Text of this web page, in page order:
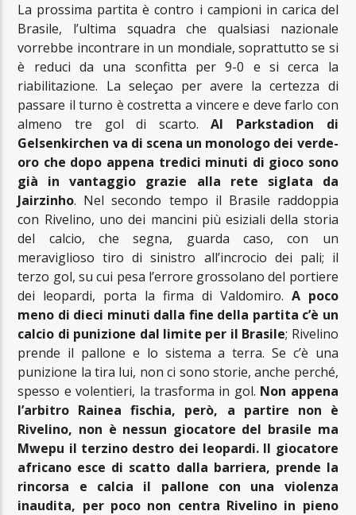
La prossima partita è contro i campioni in carica del
Brasile, l’ultima squadra che qualsiasi nazionale
vorrebbe incontrare in un mondiale, soprattutto se si
è reduci da una sconfitta per 9-0 e si cerca la
riabilitazione. La seleçao per avere la certezza di
passare il turno è costretta a vincere e deve farlo con
almeno tre gol di scarto.Al Parkstadion di
Gelsenkirchen va di scena un monologo dei verde-
oro che dopo appena tredici minuti di gioco sono
già in vantaggio grazie alla rete siglata da
Jairzinho. Nel secondo tempo il Brasile raddoppia
con Rivelino, uno dei mancini più esiziali della storia
del calcio, che segna, guarda caso, con un
meraviglioso tiro di sinistro all’incrocio dei pali; il
terzo gol, su cui pesa l’errore grossolano del portiere
dei leopardi, porta la firma di Valdomiro. A poco
meno di dieci minuti dalla fine della partita c’è un
calcio di punizione dal limite per il Brasile; Rivelino
prende il pallone e lo sistema a terra. Se c’è una
punizione la tira lui, non ci sono storie, anche perché,
spesso e volentieri, la trasforma in gol. Non appena
l’arbitro Rainea fischia, però, a partire non è
Rivelino, non è nessun giocatore del brasile ma
Mwepu il terzino destro dei leopardi. Il giocatore
africano esce di scatto dalla barriera, prende la
rincorsa e calcia il pallone con una violenza
inaudita, per poco non centra Rivelino in pieno